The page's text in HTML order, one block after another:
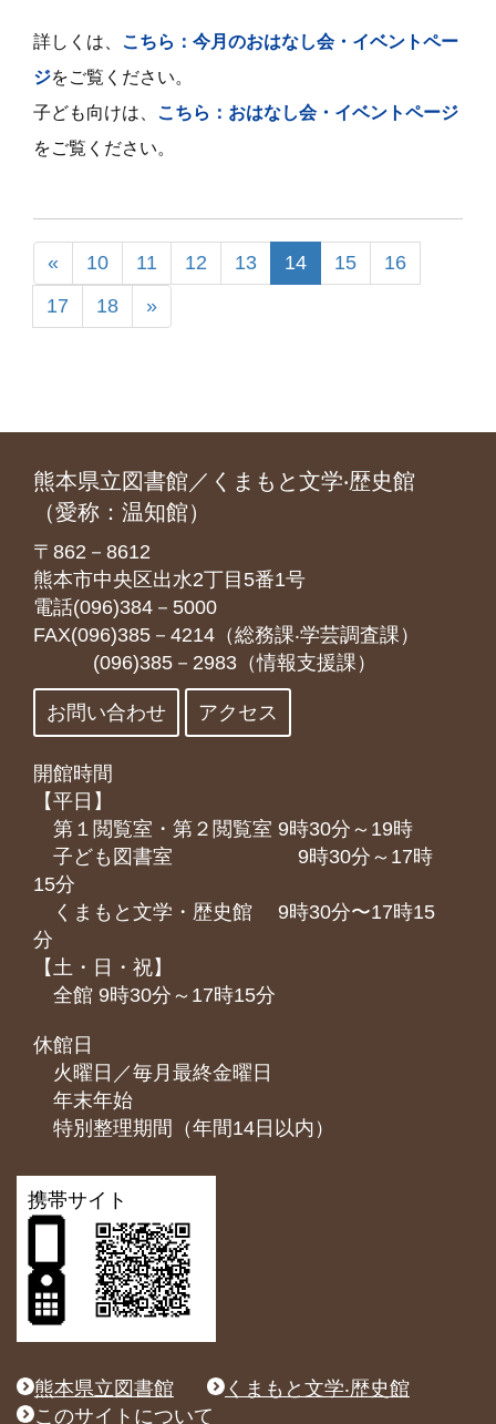
詳しくは、 こちら ：今月のおはなし会・イベントペー
ジをご覧ください。
子ども向けは、 こちら：おはなし会・イベントページ
をご覧ください。
« 10 11 12 13 14 15
16
17
18 »
熊本県立図書館／くまもと文学‧歴史館
（愛称：温知館）
〒862－8612
熊本市中央区出水2丁目5番1号
電話(096)384－5000
FAX(096)385－4214（総務課‧学芸調査課）
(096)385－2983（情報支援課）
お問い合わせ アクセス
開館時間
【平日】
第１閲覧室・第２閲覧室 9時30分～19時
子ども図書室 9時30分～17時
15分
くまもと⽂学・歴史館 9時30分〜17時15
分
【土・日・祝】
全館 9時30分～17時15分
休館日
火曜日／毎月最終金曜日
年末年始
特別整理期間（年間14日以内）
携帯サイト
熊本県立図書館
くまもと文学‧歴史館
このサイトについて